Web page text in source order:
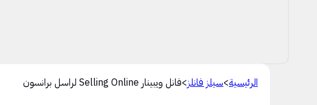
الرئيسية>سيلز فانلز>فانل ويبينار Selling Online لراسل برانسون